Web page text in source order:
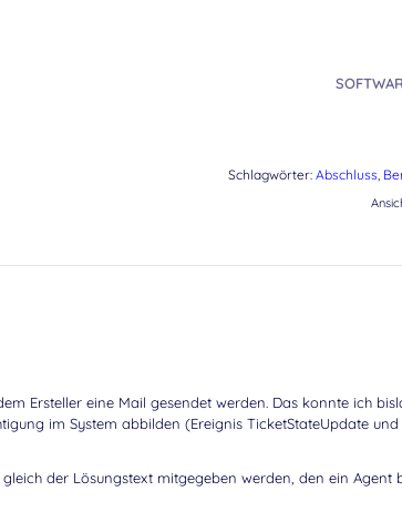
Schlagwörter: Abschluss,
Ersteller eine Mail gesendet werden. Das konnte ich
im System abbilden (Ereignis TicketStateUpdate und
der Lösungstext mitgegeben werden, den ein Agent